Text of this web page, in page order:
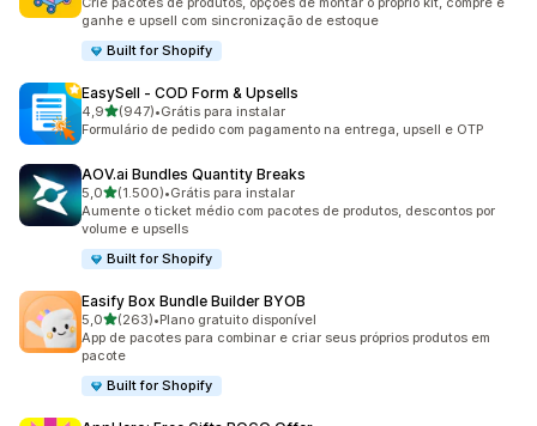
ganhe e upsell com sincronização de estoque
Built for Shopify
EasySell ‑ COD Form & Upsells
4,9de 5 estrelas
(947)
947 avaliações ao todo
•Grátis para instalar
Formulário de pedido com pagamento na entrega, upsell e OTP
AOV.ai Bundles Quantity Breaks
5,0de 5 estrelas
(1.500)
1500 avaliações ao todo
•Grátis para instalar
Aumente o ticket médio com pacotes de produtos, descontos por
volume e upsells
Built for Shopify
Easify Box Bundle Builder BYOB
5,0de 5 estrelas
(263)
263 avaliações ao todo
•Plano gratuito disponível
App de pacotes para combinar e criar seus próprios produtos em
pacote
Built for Shopify